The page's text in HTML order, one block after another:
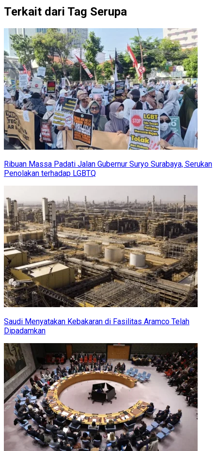
Terkait dari Tag Serupa
Ribuan Massa Padati Jalan Gubernur Suryo Surabaya, Serukan
Penolakan terhadap LGBTQ
Saudi Menyatakan Kebakaran di Fasilitas Aramco Telah
Dipadamkan